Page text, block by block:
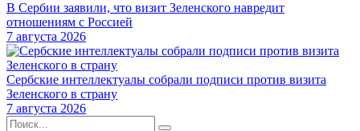
В Сербии заявили, что визит Зеленского навредит
отношениям с Россией
7 августа 2026
Сербские интеллектуалы собрали подписи против визита
Зеленского в страну
7 августа 2026